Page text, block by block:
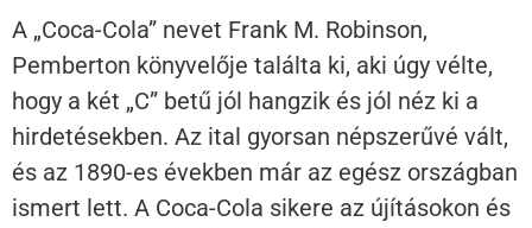
A „Coca-Cola” nevet Frank M. Robinson,
Pemberton könyvelője találta ki, aki úgy vélte,
hogy a két „C” betű jól hangzik és jól néz ki a
hirdetésekben. Az ital gyorsan népszerűvé vált,
és az 1890-es években már az egész országban
ismert lett. A Coca-Cola sikere az újításokon és